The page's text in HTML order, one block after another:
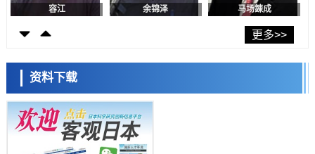
科学研究
东京都健康长寿医疗中心跨器官揭示衰老过程中的糖链变化
产总研无需石油利用松脂制备石墨前驱体，可作为电池电极材料
科学研究
东京大学和海上保安厅等发现南海海槽沿线板块边界锁定状态存在区域
差异
政策
日本第2次医疗研究开发调整费，根据一线实际情况和需求分配99.3亿
日本科学未来馆 科学交
小岩井忠道 泷川 进
更多>>
资料下载